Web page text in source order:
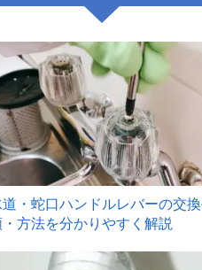
2
道・蛇口ハンドルレバーの交
・方法を分かりやすく解説